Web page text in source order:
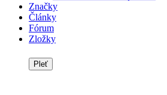
Značky
Články
Fórum
Zložky
Pleť